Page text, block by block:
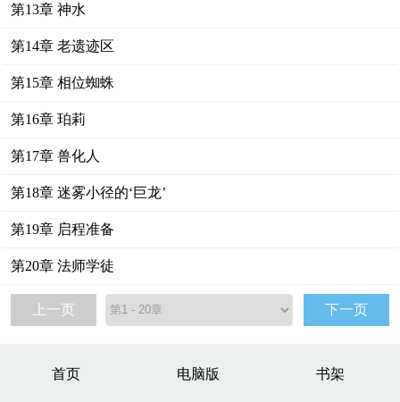
第13章 神水
第14章 老遗迹区
第15章 相位蜘蛛
第16章 珀莉
第17章 兽化人
第18章 迷雾小径的‘巨龙’
第19章 启程准备
第20章 法师学徒
上一页 下一页
首页 电脑版 书架